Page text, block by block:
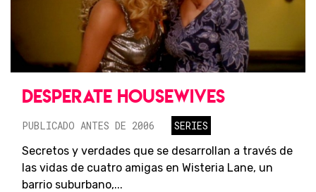
DESPERATE HOUSEWIVES
PUBLICADO ANTES DE 2006
SERIES
Secretos y verdades que se desarrollan a través de
las vidas de cuatro amigas en Wisteria Lane, un
barrio suburbano,...